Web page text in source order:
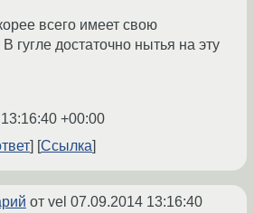
всего имеет свою
гугле достаточно нытья на эту
+00:00
Ссылка
от vel 07.09.2014 13:16:40